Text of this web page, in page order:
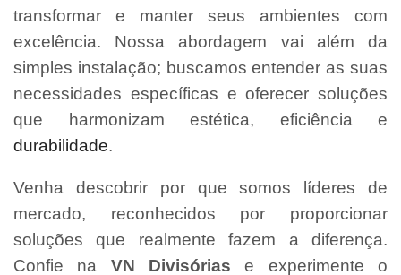
transformar e manter seus ambientes com
excelência. Nossa abordagem vai além da
simples instalação; buscamos entender as suas
necessidades específicas e oferecer soluções
que harmonizam estética, eficiência e
durabilidade.
Venha descobrir por que somos líderes de
mercado, reconhecidos por proporcionar
soluções que realmente fazem a diferença.
Confie na VN Divisórias e experimente o